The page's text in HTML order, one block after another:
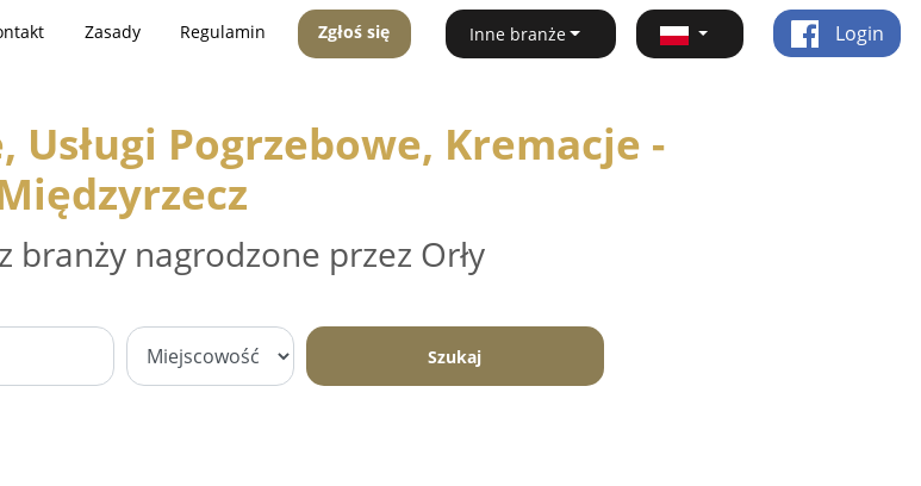
Zasady Regulamin Zgłoś się Inne branże Login
Usługi Pogrzebowe, Kremacje -
branży nagrodzone przez Orły
Szukaj